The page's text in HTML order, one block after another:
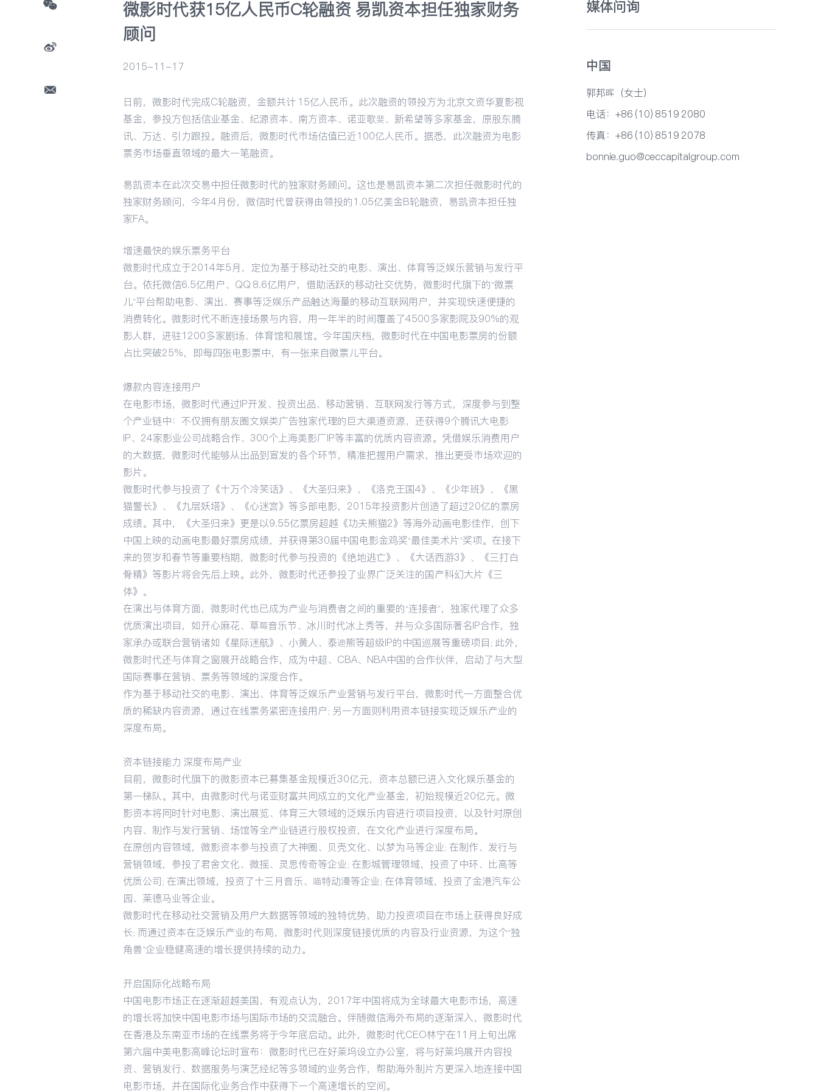
微影时代获15亿人民币C轮融资 易凯资本担任独家财务
顾问
2015-11-17
日前，微影时代完成C轮融资，金额共计 15亿人民币。此次融资的领投方为北京文资华夏影视
基金，参投方包括信业基金、纪源资本、南方资本、诺亚歌斐、新希望等多家基金，原股东腾
讯、万达、引力跟投。融资后，微影时代市场估值已近100亿人民币。据悉，此次融资为电影
票务市场垂直领域的最大一笔融资。
易凯资本在此次交易中担任微影时代的独家财务顾问。这也是易凯资本第二次担任微影时代的
独家财务顾问，今年4月份，微信时代曾获得由领投的1.05亿美金B轮融资，易凯资本担任独
家FA。
增速最快的娱乐票务平台
微影时代成立于2014年5月，定位为基于移动社交的电影、演出、体育等泛娱乐营销与发行平
台。依托微信6.5亿用户、QQ 8.6亿用户，借助活跃的移动社交优势，微影时代旗下的“微票
儿”平台帮助电影、演出、赛事等泛娱乐产品触达海量的移动互联网用户，并实现快速便捷的
消费转化。微影时代不断连接场景与内容，用一年半的时间覆盖了4500多家影院及90%的观
影人群，进驻1200多家剧场、体育馆和展馆。今年国庆档，微影时代在中国电影票房的份额
占比突破25%，即每四张电影票中，有一张来自微票儿平台。
爆款内容连接用户
在电影市场，微影时代通过IP开发、投资出品、移动营销、互联网发行等方式，深度参与到整
个产业链中：不仅拥有朋友圈文娱类广告独家代理的巨大渠道资源，还获得9个腾讯大电影
IP、24家影业公司战略合作、300个上海美影厂IP等丰富的优质内容资源。凭借娱乐消费用户
的大数据，微影时代能够从出品到宣发的各个环节，精准把握用户需求，推出更受市场欢迎的
影片。
微影时代参与投资了《十万个冷笑话》、《大圣归来》、《洛克王国4》、《少年班》、《黑
猫警长》、《九层妖塔》、《心迷宫》等多部电影，2015年投资影片创造了超过20亿的票房
成绩。其中，《大圣归来》更是以9.55亿票房超越《功夫熊猫2》等海外动画电影佳作，创下
中国上映的动画电影最好票房成绩，并获得第30届中国电影金鸡奖“最佳美术片”奖项。在接下
来的贺岁和春节等重要档期，微影时代参与投资的《绝地逃亡》、《大话西游3》、《三打白
骨精》等影片将会先后上映。此外，微影时代还参投了业界广泛关注的国产科幻大片《三
体》。
在演出与体育方面，微影时代也已成为产业与消费者之间的重要的“连接者”，独家代理了众多
优质演出项目，如开心麻花、草莓音乐节、冰川时代冰上秀等，并与众多国际著名IP合作，独
家承办或联合营销诸如《星际迷航》、小黄人、泰迪熊等超级IP的中国巡展等重磅项目；此外，
微影时代还与体育之窗展开战略合作，成为中超、CBA、NBA中国的合作伙伴，启动了与大型
国际赛事在营销、票务等领域的深度合作。
作为基于移动社交的电影、演出、体育等泛娱乐产业营销与发行平台，微影时代一方面整合优
质的稀缺内容资源，通过在线票务紧密连接用户；另一方面则利用资本链接实现泛娱乐产业的
深度布局。
资本链接能力 深度布局产业
目前，微影时代旗下的微影资本已募集基金规模近30亿元，资本总额已进入文化娱乐基金的
第一梯队。其中，由微影时代与诺亚财富共同成立的文化产业基金，初始规模近20亿元。微
影资本将同时针对电影、演出展览、体育三大领域的泛娱乐内容进行项目投资，以及针对原创
内容、制作与发行营销、场馆等全产业链进行股权投资，在文化产业进行深度布局。
在原创内容领域，微影资本参与投资了大神圈、贝壳文化、以梦为马等企业；在制作、发行与
营销领域，参投了君舍文化、微摇、灵思传奇等企业；在影城管理领域，投资了中环、比高等
优质公司；在演出领域，投资了十三月音乐、喵特动漫等企业；在体育领域，投资了金港汽车公
园、莱德马业等企业。
微影时代在移动社交营销及用户大数据等领域的独特优势，助力投资项目在市场上获得良好成
长；而通过资本在泛娱乐产业的布局，微影时代则深度链接优质的内容及行业资源，为这个“独
角兽”企业稳健高速的增长提供持续的动力。
开启国际化战略布局
中国电影市场正在逐渐超越美国，有观点认为，2017年中国将成为全球最大电影市场，高速
的增长将加快中国电影市场与国际市场的交流融合。伴随微信海外布局的逐渐深入，微影时代
在香港及东南亚市场的在线票务将于今年底启动。此外，微影时代CEO林宁在11月上旬出席
第六届中美电影高峰论坛时宣布：微影时代已在好莱坞设立办公室，将与好莱坞展开内容投
资、营销发行、数据服务与演艺经纪等多领域的业务合作，帮助海外制片方更深入地连接中国
电影市场，并在国际化业务合作中获得下一个高速增长的空间。
媒体问询
中国
郭邦晖（女士）
电话：+86 (10) 8519 2080
传真：+86 (10) 8519 2078
bonnie.guo@ceccapitalgroup.com